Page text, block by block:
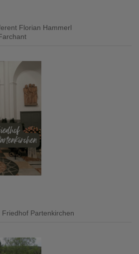
Florian Hammerl
Friedhof Partenkirchen